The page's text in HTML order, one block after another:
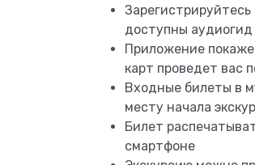
доступны
Приложение
карт проведет вас
Входные билеты в
месту начала
Билет
смартфоне